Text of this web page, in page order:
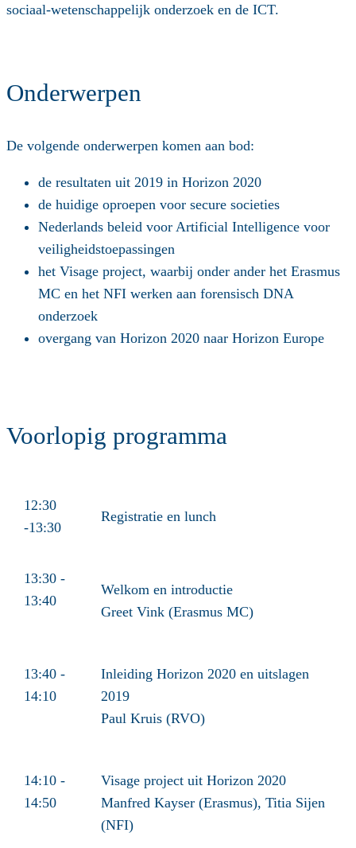
sociaal-wetenschappelijk onderzoek en de ICT.
Onderwerpen
De volgende onderwerpen komen aan bod:
de resultaten uit 2019 in Horizon 2020
de huidige oproepen voor secure societies
Nederlands beleid voor Artificial Intelligence voor
veiligheidstoepassingen
het Visage project, waarbij onder ander het Erasmus
MC en het NFI werken aan forensisch DNA
onderzoek
overgang van Horizon 2020 naar Horizon Europe
Voorlopig programma
12:30
-13:30
Registratie en lunch
13:30 -
13:40
Welkom en introductie
Greet Vink (Erasmus MC)
13:40 -
14:10
Inleiding Horizon 2020 en uitslagen
2019
Paul Kruis (RVO)
14:10 -
14:50
Visage project uit Horizon 2020
Manfred Kayser (Erasmus), Titia Sijen
(NFI)